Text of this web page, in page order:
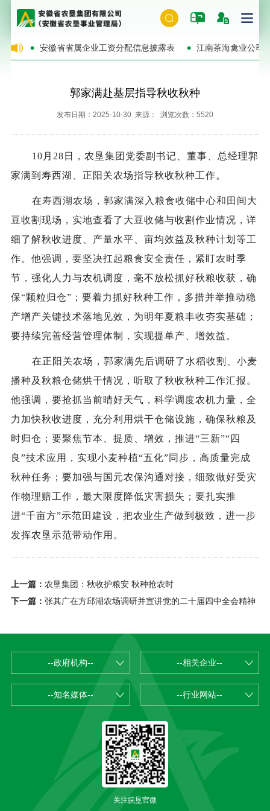
告 安徽省省属企业工资分配信息披露表 江南茶海禽业公司
郭家满赴基层指导秋收秋种
发布日期：2025-10-30 来源： 浏览次数：5520
10月28日，农垦集团党委副书记、董事、总经理郭
家满到寿西湖、正阳关农场指导秋收秋种工作。
在寿西湖农场，郭家满深入粮食收储中心和田间大
豆收割现场，实地查看了大豆收储与收割作业情况，详
细了解秋收进度、产量水平、亩均效益及秋种计划等工
作。他强调，要坚决扛起粮食安全责任，紧盯农时季
节，强化人力与农机调度，毫不放松抓好秋粮收获，确
保“颗粒归仓”；要着力抓好秋种工作，多措并举推动稳
产增产关键技术落地见效，为明年夏粮丰收夯实基础；
要持续完善经营管理体制，实现提单产、增效益。
在正阳关农场，郭家满先后调研了水稻收割、小麦
播种及秋粮仓储烘干情况，听取了秋收秋种工作汇报。
他强调，要抢抓当前晴好天气，科学调度农机力量，全
力加快秋收进度，充分利用烘干仓储设施，确保秋粮及
时归仓；要聚焦节本、提质、增效，推进“三新”“四
良”技术应用，实现小麦种植“五化”同步，高质量完成
秋种任务；要加强与国元农保沟通对接，细致做好受灾
作物理赔工作，最大限度降低灾害损失；要扎实推
进“千亩方”示范田建设，把农业生产做到极致，进一步
发挥农垦示范带动作用。
上一篇： 农垦集团：秋收护粮安 秋种抢农时
下一篇： 张其广在方邱湖农场调研并宣讲党的二十届四中全会精神
--政府机构-- --相关企业--
--知名媒体-- --行业网站--
关注皖垦官微